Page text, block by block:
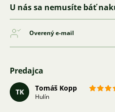
U nás sa nemusíte báť
Overený e-mail
Predajca
TK Tomáš Kopp
Hulín